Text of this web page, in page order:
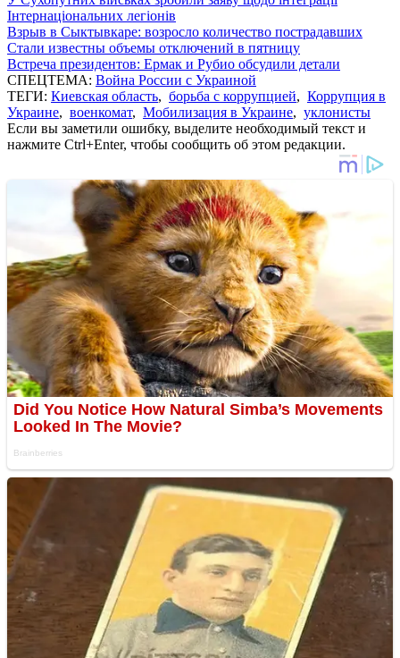
Інтернаціональних легіонів
Взрыв в Сыктывкаре: возросло количество пострадавших
Стали известны объемы отключений в пятницу
Встреча президентов: Ермак и Рубио обсудили детали
СПЕЦТЕМА: Война России с Украиной
ТЕГИ: Киевская область, борьба с коррупцией, Коррупция в
Украине, военкомат, Мобилизация в Украине, уклонисты
Если вы заметили ошибку, выделите необходимый текст и
нажмите Ctrl+Enter, чтобы сообщить об этом редакции.